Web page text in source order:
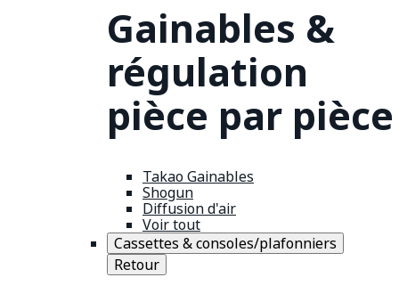
Gainables &
régulation
pièce par pièce
Takao Gainables
Shogun
Diffusion d'air
Voir tout
Cassettes & consoles/plafonniers
Retour